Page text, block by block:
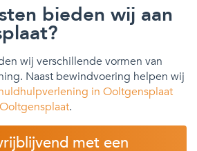
bieden wij aan
wij verschillende vormen van
Naast bewindvoering helpen wij
in Ooltgensplaat
.
met een